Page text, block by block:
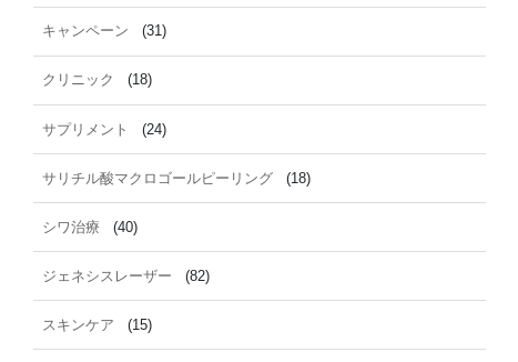
キャンペーン (31)
クリニック (18)
サプリメント (24)
サリチル酸マクロゴールピーリング (18)
シワ治療 (40)
ジェネシスレーザー (82)
スキンケア (15)